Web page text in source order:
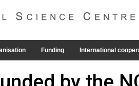
Funding International